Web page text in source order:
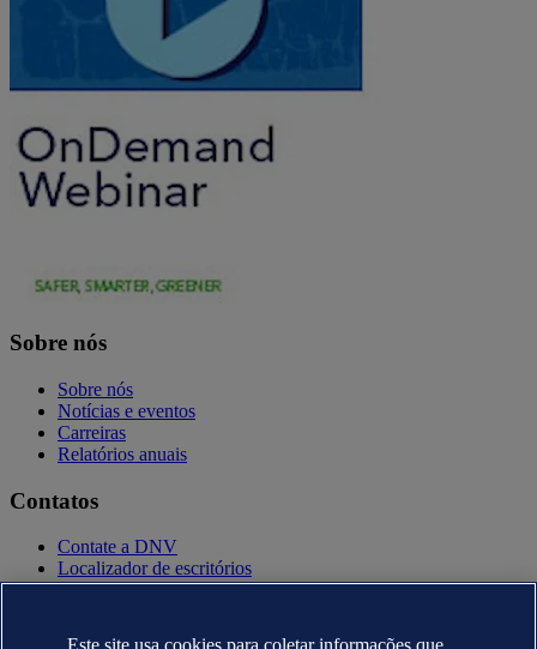
Sobre nós
Sobre nós
Notícias e eventos
Carreiras
Relatórios anuais
Contatos
Contate a DNV
Localizador de escritórios
Contatos para imprensa
Este site usa cookies para coletar informações que